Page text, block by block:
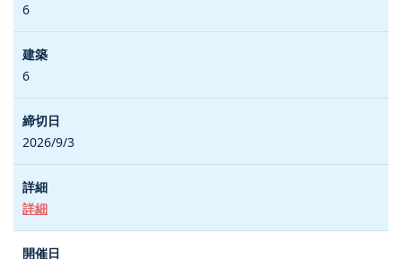
6
6
2026/9/3
詳細